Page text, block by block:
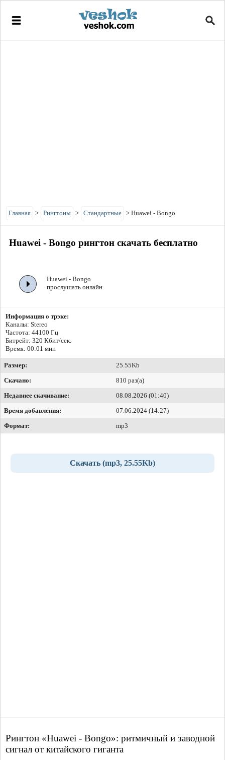
Главная > Рингтоны > Стандартные > Huawei - Bongo
Huawei - Bongo рингтон скачать бесплатно
Huawei - Bongo
прослушать онлайн
Информация о трэке:
Каналы: Stereo
Частота: 44100 Гц
Битрейт: 320 Кбит/сек.
Время: 00:01 мин
Размер:
25.55Kb
Скачано:
810 раз(а)
Недавнее скачивание:
08.08.2026 (01:40)
Время добавления:
07.06.2024 (14:27)
Формат:
mp3
Скачать (mp3, 25.55Kb)
Рингтон «Huawei - Bongo»: ритмичный и заводной
сигнал от китайского гиганта